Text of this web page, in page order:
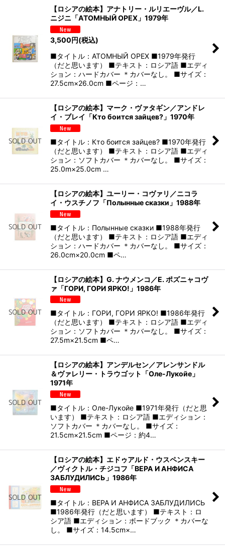
【ロシアの絵本】アナトリー・ルリエーヴル／L.
ニジニ「АТОМНЫЙ ОРЕХ」1979年
3,500円(税込)
■タイトル：АТОМНЫЙ ОРЕХ ■1979年発行
（だと思います） ■テキスト：ロシア語 ■エディ
ション：ハードカバー ＊カバーなし。 ■サイズ：
27.5cm×26.0cm ■ページ：…
【ロシアの絵本】マーク・ヴァタギン／アンドレ
イ・ブレイ「Кто боится зайцев?」1970年
■タイトル：Кто боится зайцев? ■1970年発行
（だと思います） ■テキスト：ロシア語 ■エディ
ション：ソフトカバー ＊カバーなし。 ■サイズ：
25.0m×25.0cm …
【ロシアの絵本】ユーリー・コヴァリ／ニコラ
イ・ウスチノフ「Полынные сказки」1988年
■タイトル：Полынные сказки ■1988年発行
（だと思います） ■テキスト：ロシア語 ■エディ
ション：ハードカバー ＊カバーなし。 ■サイズ：
26.0cm×20.0cm ■ペ…
【ロシアの絵本】G. ナウメンコ／Е. ポズニャコヴ
ァ「ГОРИ, ГОРИ ЯРКО!」1986年
■タイトル：ГОРИ, ГОРИ ЯРКО! ■1986年発行
（だと思います） ■テキスト：ロシア語 ■エディ
ション：ソフトカバー ＊カバーなし。 ■サイズ：
27.5m×21.5cm ■ペ…
【ロシアの絵本】アンデルセン／アレンサンドル
＆ヴァレリー・トラウゴット「Оле-Лукойе」
1971年
■タイトル：Оле-Лукойе ■1971年発行（だと思
います） ■テキスト：ロシア語 ■エディション：
ソフトカバー ＊カバーなし。 ■サイズ：
21.5cm×21.5cm ■ページ：約4…
【ロシアの絵本】エドゥアルド・ウスペンスキー
／ヴィクトル・チジコフ「ВЕРА И АНФИСА
ЗАБЛУДИЛИСЬ」1986年
■タイトル：ВЕРА И АНФИСА ЗАБЛУДИЛИСЬ
■1986年発行（だと思います） ■テキスト：ロ
シア語 ■エディション：ボードブック ＊カバーな
し。 ■サイズ：14.5cm×…